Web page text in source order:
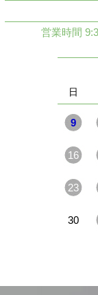
営業時間
日
9
16
23
30